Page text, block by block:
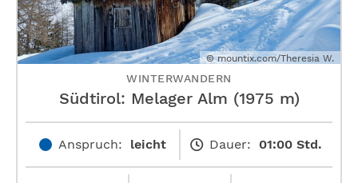
© mountix.com/Theresia W.
WINTERWANDERN
Südtirol: Melager Alm (1975 m)
Anspruch: leicht Dauer: 01:00 Std.